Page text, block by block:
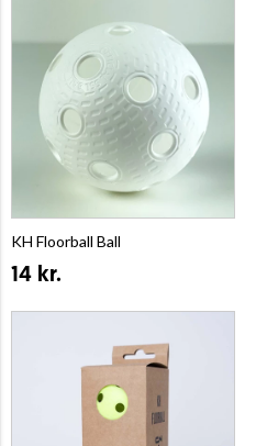
KH Floorball Ball
14 kr.